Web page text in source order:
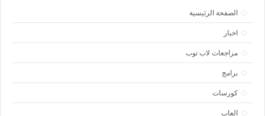
الصفحة الرئيسية
اخبار
مراجعات لاب توب
برامج
كورسات
العاب